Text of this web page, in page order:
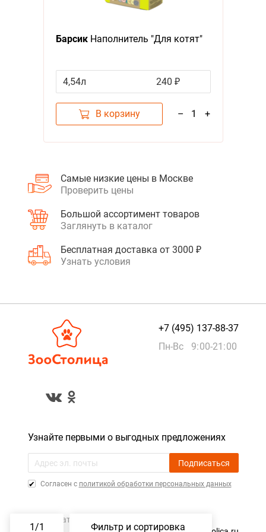
БарсикНаполнитель "Для котят"
4,54л 240 ₽
В корзину – 1 +
Самые низкие цены в Москве
Проверить цены
Большой ассортимент товаров
Заглянуть в каталог
Бесплатная доставка от 3000 ₽
Узнать условия
1/1 Фильтр и сортировка
+7 (495) 137-88-37
Пн-Вс 9:00-21:00
Узнайте первыми о выгодных предложениях
Подписаться
Cогласен с политикой обработки персональных данных
Пользовательское соглашение